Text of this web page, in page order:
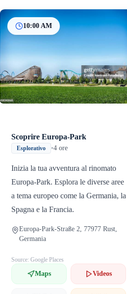
10:00 AM
Scoprire Europa-Park
Esplorativo •4 ore
Inizia la tua avventura al rinomato
Europa-Park. Esplora le diverse aree
a tema europeo come la Germania, la
Spagna e la Francia.
Europa-Park-Straße 2, 77977 Rust,
Germania
Source: Google Places
Maps Videos